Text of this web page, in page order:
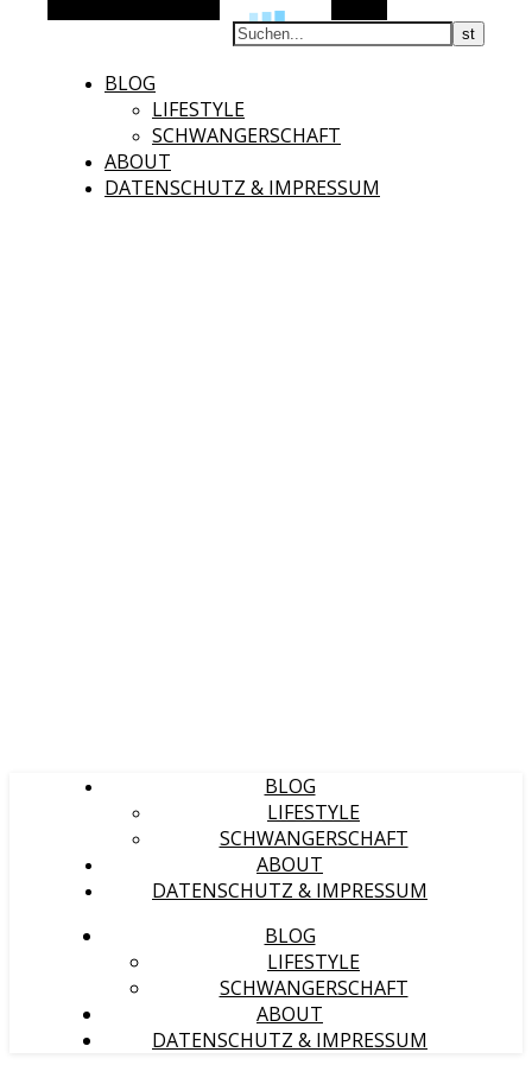
BLOG
LIFESTYLE
SCHWANGERSCHAFT
ABOUT
DATENSCHUTZ & IMPRESSUM
BLOG
LIFESTYLE
SCHWANGERSCHAFT
ABOUT
DATENSCHUTZ & IMPRESSUM
BLOG
LIFESTYLE
SCHWANGERSCHAFT
ABOUT
DATENSCHUTZ & IMPRESSUM